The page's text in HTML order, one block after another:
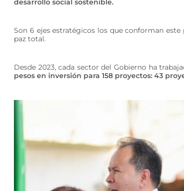
desarrollo social sostenible.
Son 6 ejes estratégicos los que conforman
paz total.
​Desde 2023, cada sector del Gobierno ha
pesos en inversión para 158 proyectos: 43